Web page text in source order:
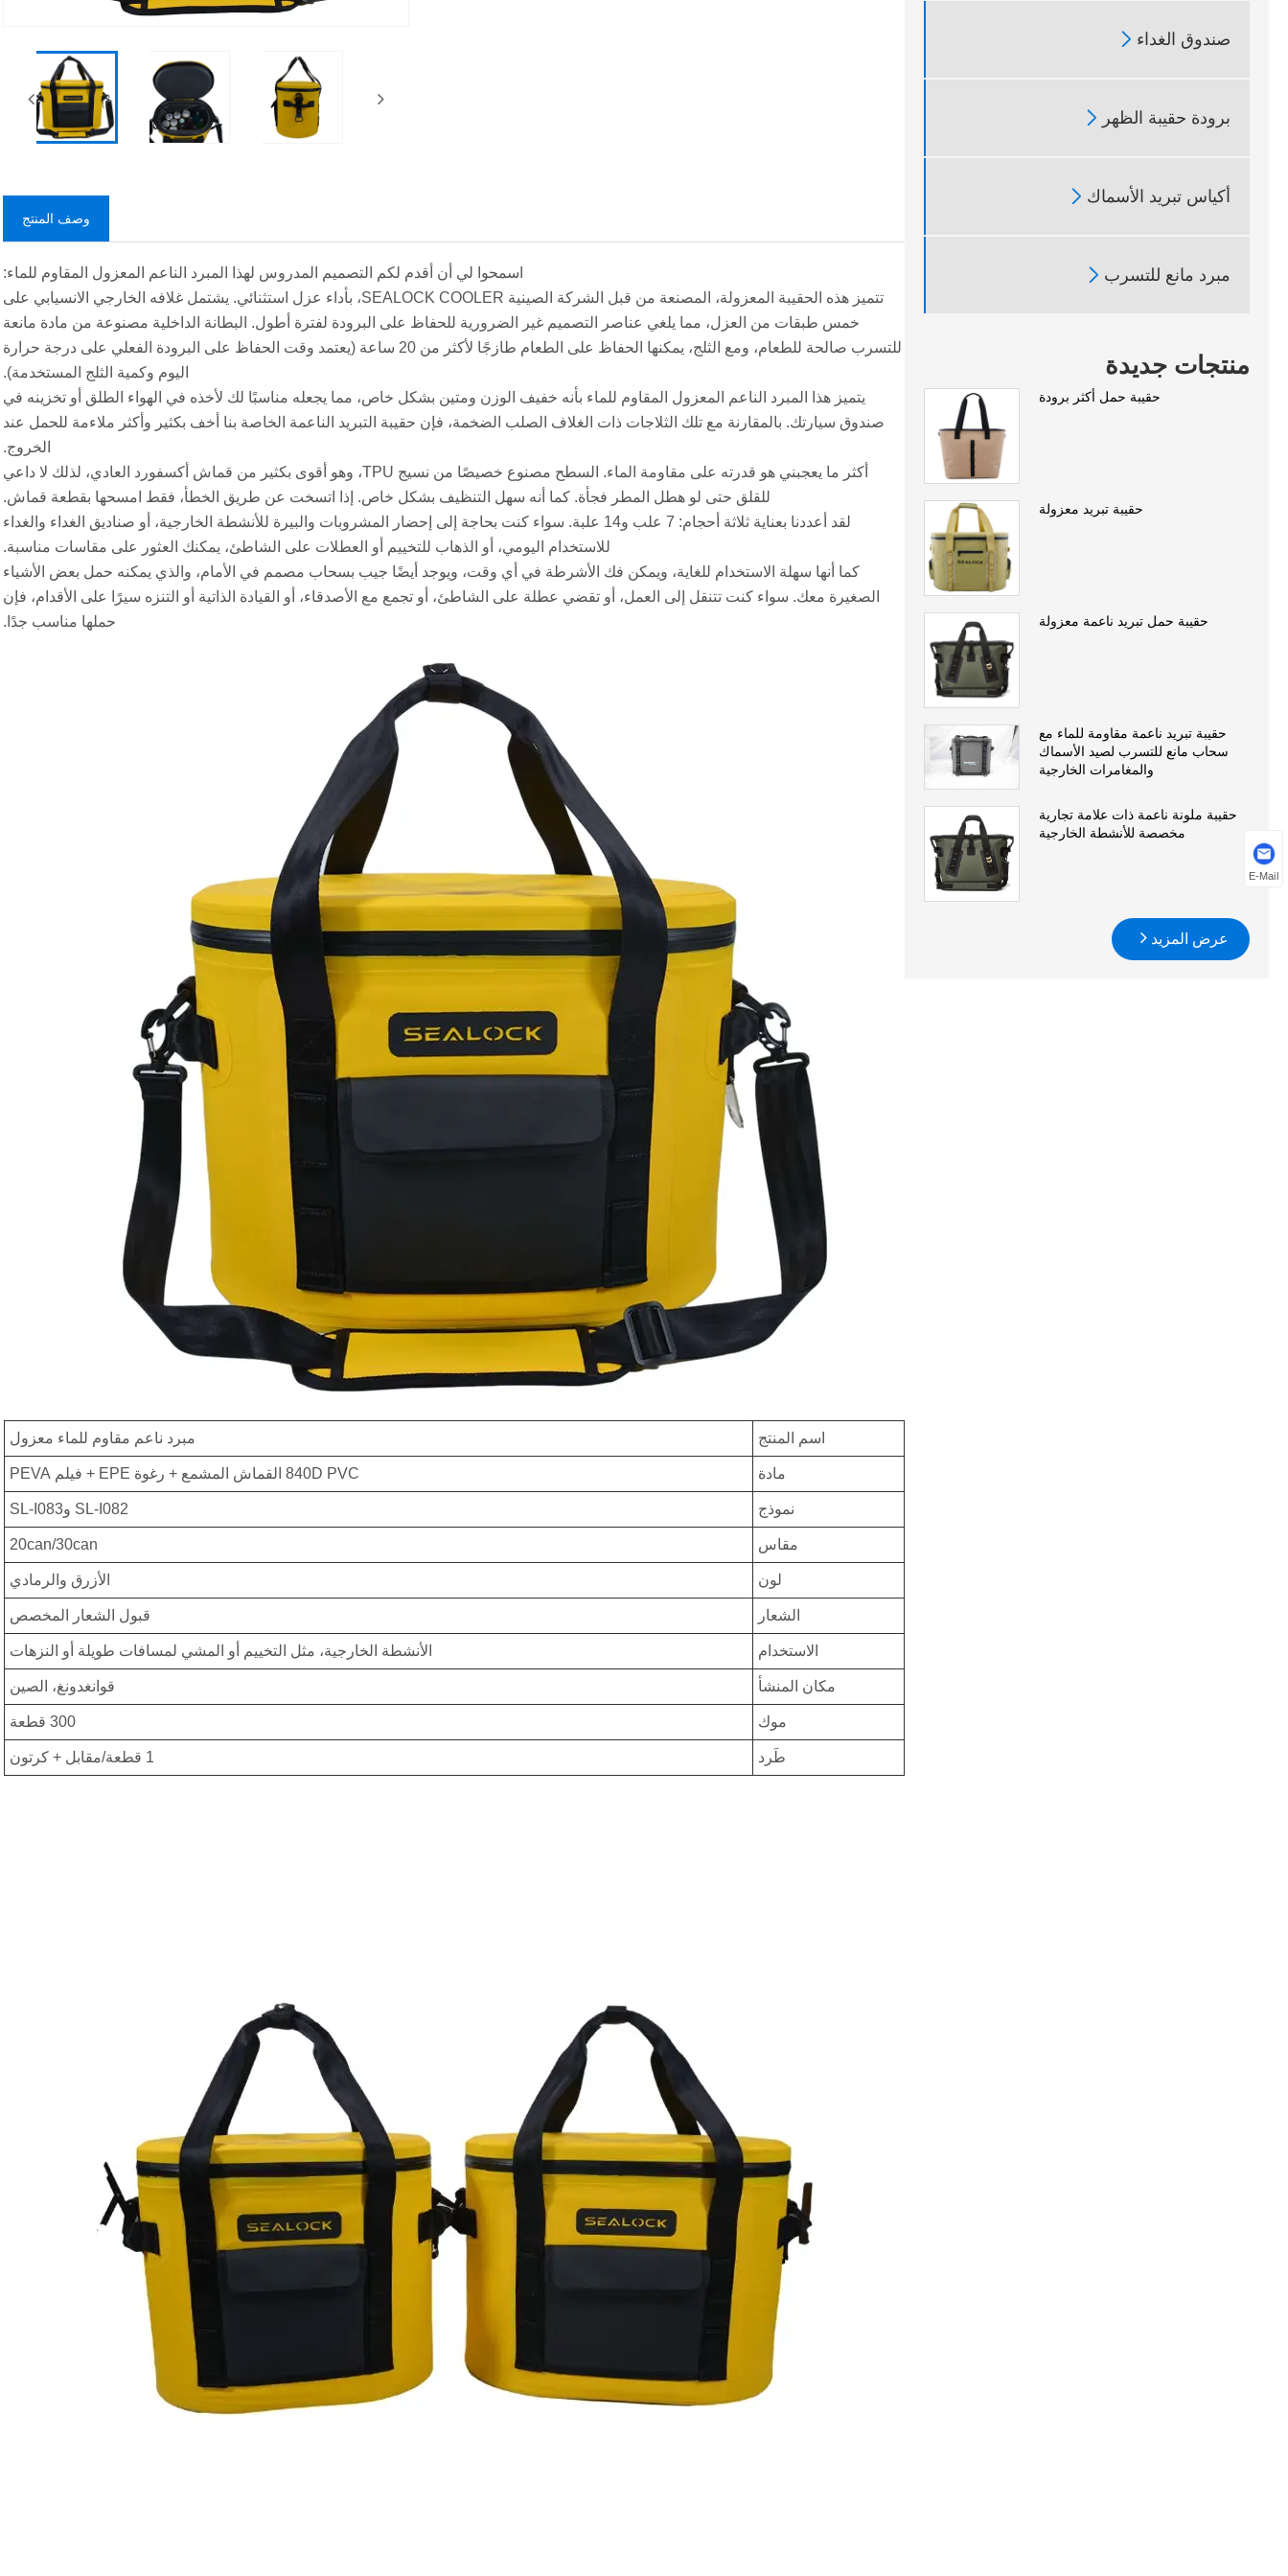
صندوق الغداء 
برودة حقيبة الظهر 
أكياس تبريد الأسماك 
مبرد مانع للتسرب 
منتجات جديدة
حقيبة حمل أكثر برودة
حقيبة تبريد معزولة
حقيبة حمل تبريد ناعمة معزولة
حقيبة تبريد ناعمة مقاومة للماء مع
سحاب مانع للتسرب لصيد الأسماك
والمغامرات الخارجية
حقيبة ملونة ناعمة ذات علامة تجارية
مخصصة للأنشطة الخارجية
عرض المزيد
وصف المنتج
اسمحوا لي أن أقدم لكم التصميم المدروس لهذا المبرد الناعم المعزول المقاوم للماء:
تتميز هذه الحقيبة المعزولة، المصنعة من قبل الشركة الصينية SEALOCK COOLER، بأداء عزل استثنائي. يشتمل غلافه الخارجي الانسيابي على
خمس طبقات من العزل، مما يلغي عناصر التصميم غير الضرورية للحفاظ على البرودة لفترة أطول. البطانة الداخلية مصنوعة من مادة مانعة
للتسرب صالحة للطعام، ومع الثلج، يمكنها الحفاظ على الطعام طازجًا لأكثر من 20 ساعة (يعتمد وقت الحفاظ على البرودة الفعلي على درجة حرارة
اليوم وكمية الثلج المستخدمة).
يتميز هذا المبرد الناعم المعزول المقاوم للماء بأنه خفيف الوزن ومتين بشكل خاص، مما يجعله مناسبًا لك لأخذه في الهواء الطلق أو تخزينه في
صندوق سيارتك. بالمقارنة مع تلك الثلاجات ذات الغلاف الصلب الضخمة، فإن حقيبة التبريد الناعمة الخاصة بنا أخف بكثير وأكثر ملاءمة للحمل عند
الخروج.
أكثر ما يعجبني هو قدرته على مقاومة الماء. السطح مصنوع خصيصًا من نسيج TPU، وهو أقوى بكثير من قماش أكسفورد العادي، لذلك لا داعي
للقلق حتى لو هطل المطر فجأة. كما أنه سهل التنظيف بشكل خاص. إذا اتسخت عن طريق الخطأ، فقط امسحها بقطعة قماش.
لقد أعددنا بعناية ثلاثة أحجام: 7 علب و14 علبة. سواء كنت بحاجة إلى إحضار المشروبات والبيرة للأنشطة الخارجية، أو صناديق الغداء والغداء
للاستخدام اليومي، أو الذهاب للتخييم أو العطلات على الشاطئ، يمكنك العثور على مقاسات مناسبة.
كما أنها سهلة الاستخدام للغاية، ويمكن فك الأشرطة في أي وقت، ويوجد أيضًا جيب بسحاب مصمم في الأمام، والذي يمكنه حمل بعض الأشياء
الصغيرة معك. سواء كنت تتنقل إلى العمل، أو تقضي عطلة على الشاطئ، أو تجمع مع الأصدقاء، أو القيادة الذاتية أو التنزه سيرًا على الأقدام، فإن
حملها مناسب جدًا.
اسم المنتج مبرد ناعم مقاوم للماء معزول
مادة 840D PVC القماش المشمع + رغوة EPE + فيلم PEVA
نموذج SL-I082 وSL-I083
مقاس 20can/30can
لون الأزرق والرمادي
الشعار قبول الشعار المخصص
الاستخدام الأنشطة الخارجية، مثل التخييم أو المشي لمسافات طويلة أو النزهات
مكان المنشأ قوانغدونغ، الصين
موك 300 قطعة
طَرد 1 قطعة/مقابل + كرتون
E-Mail